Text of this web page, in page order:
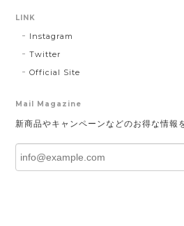
LINK
Instagram
Twitter
Official Site
Mail Magazine
新商品やキャンペーンなどのお得な情報